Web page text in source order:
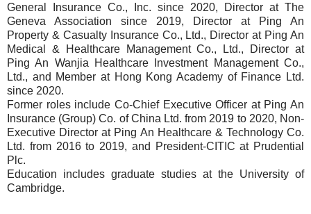
General Insurance Co., Inc. since 2020, Director at The
Geneva Association since 2019, Director at Ping An
Property & Casualty Insurance Co., Ltd., Director at Ping An
Medical & Healthcare Management Co., Ltd., Director at
Ping An Wanjia Healthcare Investment Management Co.,
Ltd., and Member at Hong Kong Academy of Finance Ltd.
since 2020.
Former roles include Co-Chief Executive Officer at Ping An
Insurance (Group) Co. of China Ltd. from 2019 to 2020, Non-
Executive Director at Ping An Healthcare & Technology Co.
Ltd. from 2016 to 2019, and President-CITIC at Prudential
Plc.
Education includes graduate studies at the University of
Cambridge.